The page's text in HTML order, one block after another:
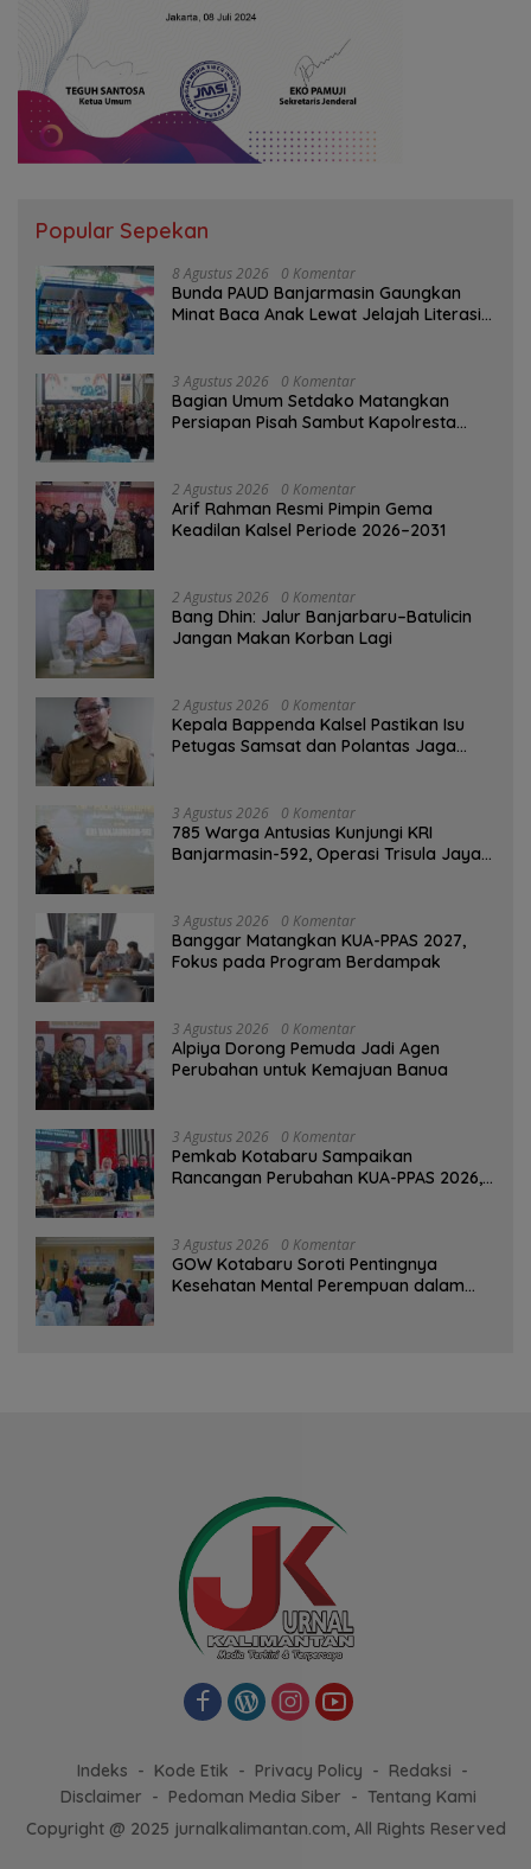
Popular Sepekan
8 Agustus 2026 0 Komentar
Bunda PAUD Banjarmasin Gaungkan
Minat Baca Anak Lewat Jelajah Literasi
3 Agustus 2026 0 Komentar
Bagian Umum Setdako Matangkan
Persiapan Pisah Sambut Kapolresta
2 Agustus 2026 0 Komentar
Arif Rahman Resmi Pimpin Gema
Keadilan Kalsel Periode 2026–2031
2 Agustus 2026 0 Komentar
Bang Dhin: Jalur Banjarbaru–Batulicin
Jangan Makan Korban Lagi
2 Agustus 2026 0 Komentar
Kepala Bappenda Kalsel Pastikan Isu
Petugas Samsat dan Polantas Jaga
3 Agustus 2026 0 Komentar
785 Warga Antusias Kunjungi KRI
Banjarmasin-592, Operasi Trisula Jaya
3 Agustus 2026 0 Komentar
‎Banggar Matangkan KUA-PPAS 2027,
Fokus pada Program Berdampak
3 Agustus 2026 0 Komentar
‎Alpiya Dorong Pemuda Jadi Agen
Perubahan untuk Kemajuan Banua ‎
3 Agustus 2026 0 Komentar
Pemkab Kotabaru Sampaikan
Rancangan Perubahan KUA-PPAS 2026,
3 Agustus 2026 0 Komentar
GOW Kotabaru Soroti Pentingnya
Kesehatan Mental Perempuan dalam
Indeks Kode Etik Privacy Policy
Redaksi
Disclaimer
Pedoman Media Siber
Tentang Kami
Copyright @ 2025 jurnalkalimantan.com, All Rights Reserved